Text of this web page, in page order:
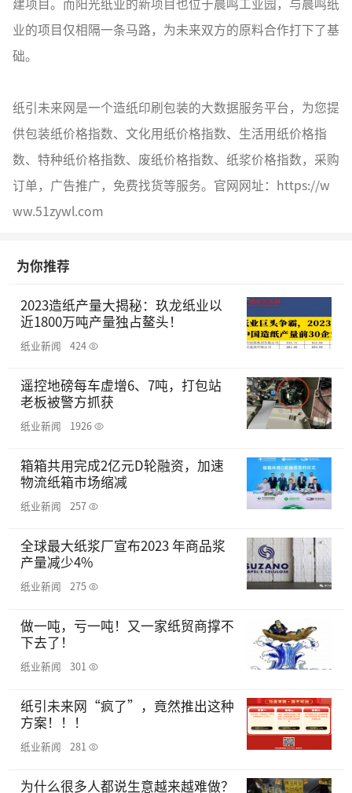
建项目。而阳光纸业的新项目也位于晨鸣工业园，与晨鸣纸
业的项目仅相隔一条马路，为未来双方的原料合作打下了基
础。
纸引未来网是一个造纸印刷包装的大数据服务平台，为您提
供包装纸价格指数、文化用纸价格指数、生活用纸价格指
数、特种纸价格指数、废纸价格指数、纸浆价格指数，采购
订单，广告推广，免费找货等服务。官网网址：https://w
ww.51zywl.com
为你推荐
2023造纸产量大揭秘：玖龙纸业以
近1800万吨产量独占鳌头！
纸业新闻 424
遥控地磅每车虚增6、7吨，打包站
老板被警方抓获
纸业新闻 1926
箱箱共用完成2亿元D轮融资，加速
物流纸箱市场缩减
纸业新闻 257
全球最大纸浆厂宣布2023 年商品浆
产量减少4%
纸业新闻 275
做一吨，亏一吨！又一家纸贸商撑不
下去了！
纸业新闻 301
纸引未来网“疯了”，竟然推出这种
方案！！！
纸业新闻 281
为什么很多人都说生意越来越难做？